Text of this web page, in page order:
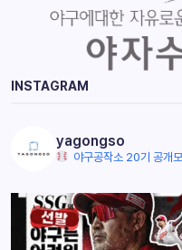
INSTAGRAM
yagongso
야구공작소 20기 공개